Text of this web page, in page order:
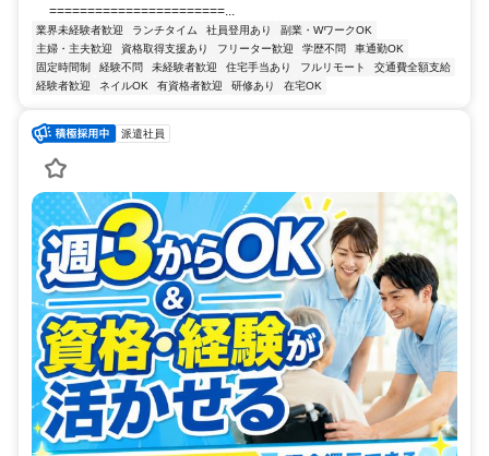
=======================...
業界未経験者歓迎 ランチタイム 社員登用あり
副業・WワークOK
主婦・主夫歓迎
資格取得支援あり フリーター歓迎 学歴不問
車通勤OK
固定時間制
経験不問 未経験者歓迎 住宅手当あり フルリモート
交通費全額支給
経験者歓迎
ネイルOK 有資格者歓迎 研修あり 在宅OK
派遣社員